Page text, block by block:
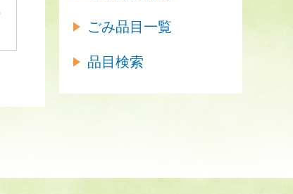
ごみ品目一覧
品目検索